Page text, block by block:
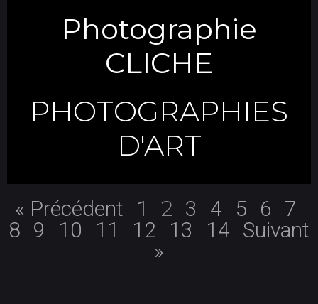
Photographie
CLICHE
PHOTOGRAPHIES
D'ART
« Précédent 1 2 3 4 5 6 7
8 9 10 11 12 13 14 Suivant
»